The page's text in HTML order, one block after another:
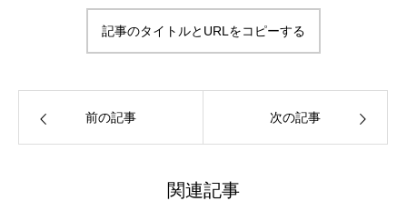
記事のタイトルとURLをコピーする
前の記事 次の記事
関連記事